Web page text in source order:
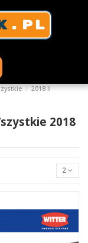
2018 II
2018
2